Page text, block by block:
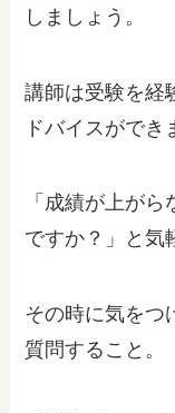
しましょう。
講師は受験を経
ドバイスができ
「成績が上が
ですか？」と気
その時に気をつ
質問すること。